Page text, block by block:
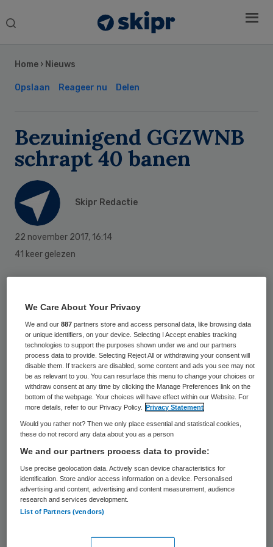
Search
Home › Nieuws
Opslaan Reageer nu Delen
Bezuinigend GGZWNB
schrapt 40 banen
Skipr Redactie
22 november 2017, 16:14
41 keer gelezen
moet opnieuw een aantal banen schrappen.
Komend jaar verdwijnt er 23 fte, goed voor
zo’n 40 arbeidsplaatsen.
Dat schrijft het Brabants Dagblad op 22
november. Het gaat om banen bij het Zorg
Diensten Centrum (ZDC) dat onder andere
de dagbesteding regelt. GGZWNB voert nu
gesprekken met de medewerkers die hun
baan dreigen te verliezen. Volgende week
spreekt de instelling met de vakbonden.
Sidebar
We Care About Your Privacy
We and our887 partners store and access personal data, like browsing data
or unique identifiers, on your device. Selecting I Accept enables tracking
technologies to support the purposes shown under we and our partners
process data to provide. Selecting Reject All or withdrawing your consent will
disable them. If trackers are disabled, some content and ads you see may not
be as relevant to you. You can resurface this menu to change your choices or
withdraw consent at any time by clicking the Manage Preferences link on the
bottom of the webpage. Your choices will have effect within our Website. For
more details, refer to our Privacy Policy.
Privacy Statement
Would you rather not? Then we only place essential and statistical cookies,
these do not record any data about you as a person
We and our partners process data to provide:
Use precise geolocation data. Actively scan device characteristics for
identification. Store and/or access information on a device. Personalised
advertising and content, advertising and content measurement, audience
research and services development.
List of Partners (vendors)